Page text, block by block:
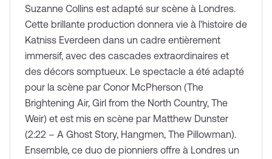
Enter now
Suzanne Collins est adapté sur scène à Londres.
Cette brillante production donnera vie à l'histoire de
Katniss Everdeen dans un cadre entièrement
immersif, avec des cascades extraordinaires et
des décors somptueux. Le spectacle a été adapté
pour la scène par Conor McPherson (The
Brightening Air, Girl from the North Country, The
Weir) et est mis en scène par Matthew Dunster
(2:22 – A Ghost Story, Hangmen, The Pillowman).
Ensemble, ce duo de pionniers offre à Londres un